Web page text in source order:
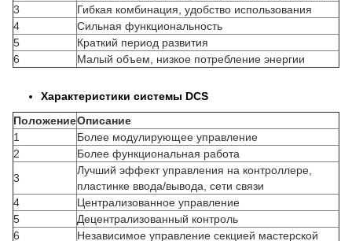
3
Гибкая комбинация, удобство использования
4
Сильная функциональность
5
Краткий период развития
6
Малый объем, низкое потребление энергии
Характеристики системы DCS
ПоложениеОписание
1
Более модулирующее управление
2
Более функциональная работа
3
Лучший эффект управления на контроллере,
пластинке ввода/вывода, сети связи
4
Централизованное управление
5
Децентрализованный контроль
6
Независимое управление секцией мастерской